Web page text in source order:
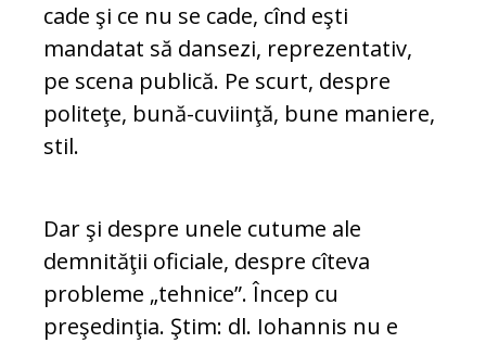
cade şi ce nu se cade, cînd eşti
mandatat să dansezi, reprezentativ,
pe scena publică. Pe scurt, despre
politeţe, bună-cuviinţă, bune maniere,
stil.
Dar şi despre unele cutume ale
demnităţii oficiale, despre cîteva
probleme „tehnice”. Încep cu
preşedinţia. Ştim: dl. Iohannis nu e